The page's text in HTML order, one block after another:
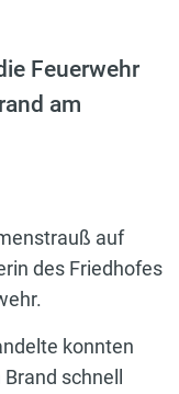
Feuerwehr
am
auf
des Friedhofes
konnten
schnell